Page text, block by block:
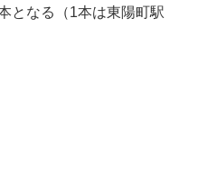
となる（1本は東陽町駅